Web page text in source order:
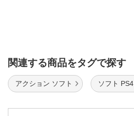
関連する商品をタグで探す
アクション ソフト ソフト PS4